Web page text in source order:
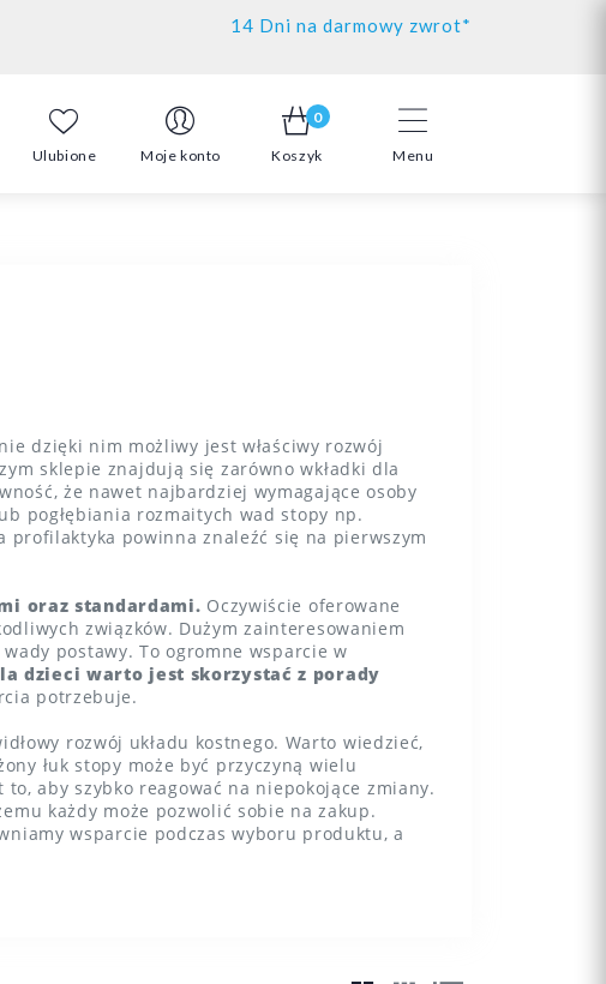
14 Dni na darmowy zwrot*
Menu
Ulubione Moje konto
0
Koszyk
dzięki nim możliwy jest właściwy rozwój
sklepie znajdują się zarówno wkładki dla
że nawet najbardziej wymagające osoby
pogłębiania rozmaitych wad stopy np.
profilaktyka powinna znaleźć się na pierwszym
oraz standardami. Oczywiście oferowane
związków. Dużym zainteresowaniem
postawy. To ogromne wsparcie w
dzieci warto jest skorzystać z porady
potrzebuje.
rozwój układu kostnego. Warto wiedzieć,
łuk stopy może być przyczyną wielu
aby szybko reagować na niepokojące zmiany.
każdy może pozwolić sobie na zakup.
wsparcie podczas wyboru produktu, a